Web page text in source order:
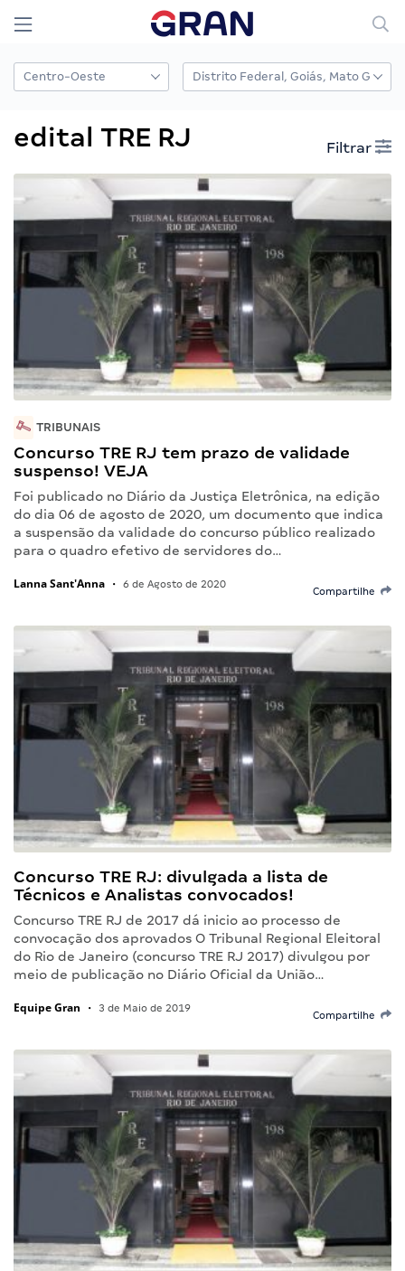
edital TRE RJ Filtrar
TRIBUNAIS
Concurso TRE RJ tem prazo de validade
suspenso! VEJA
Foi publicado no Diário da Justiça Eletrônica, na edição
do dia 06 de agosto de 2020, um documento que indica
a suspensão da validade do concurso público realizado
para o quadro efetivo de servidores do…
Lanna Sant'Anna • 6 de Agosto de 2020
Compartilhe
Concurso TRE RJ: divulgada a lista de
Técnicos e Analistas convocados!
Concurso TRE RJ de 2017 dá inicio ao processo de
convocação dos aprovados O Tribunal Regional Eleitoral
do Rio de Janeiro (concurso TRE RJ 2017) divulgou por
meio de publicação no Diário Oficial da União…
Equipe Gran • 3 de Maio de 2019
Compartilhe